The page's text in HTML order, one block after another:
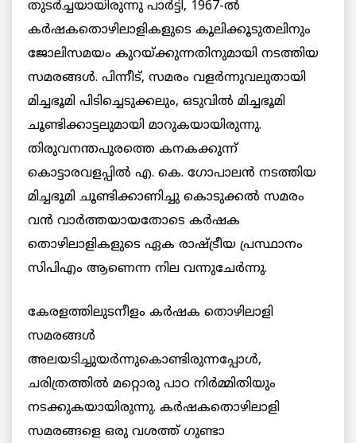
തുടര്‍ച്ചയായിരുന്നു പാര്‍ട്ടി, 1967-ല്‍
കര്‍ഷകതൊഴിലാളികളുടെ കൂലിക്കൂടുതലിനും
ജോലിസമയം കുറയ്ക്കുന്നതിനുമായി നടത്തിയ
സമരങ്ങള്‍. പിന്നീട്, സമരം വളര്‍ന്നുവലുതായി
മിച്ചഭൂമി പിടിച്ചെടുക്കലും, ഒടുവില്‍ മിച്ചഭൂമി
ചൂണ്ടിക്കാട്ടലുമായി മാറുകയായിരുന്നു.
തിരുവനന്തപുരത്തെ കനകക്കുന്ന്
കൊട്ടാരവളപ്പില്‍ എ. കെ. ഗോപാലന്‍ നടത്തിയ
മിച്ചഭൂമി ചൂണ്ടിക്കാണിച്ചു കൊടുക്കല്‍ സമരം
വന്‍ വാര്‍ത്തയായതോടെ കര്‍ഷക
തൊഴിലാളികളുടെ ഏക രാഷ്ട്രീയ പ്രസ്ഥാനം
സിപിഎം ആണെന്ന നില വന്നുചേര്‍ന്നു.
കേരളത്തിലുടനീളം കര്‍ഷക തൊഴിലാളി
സമരങ്ങള്‍
അലയടിച്ചുയര്‍ന്നുകൊണ്ടിരുന്നപ്പോള്‍,
ചരിത്രത്തില്‍ മറ്റൊരു പാഠ നിര്‍മ്മിതിയും
നടക്കുകയായിരുന്നു. കര്‍ഷകതൊഴിലാളി
സമരങ്ങളെ ഒരു വശത്ത് ഗുണ്ടാ